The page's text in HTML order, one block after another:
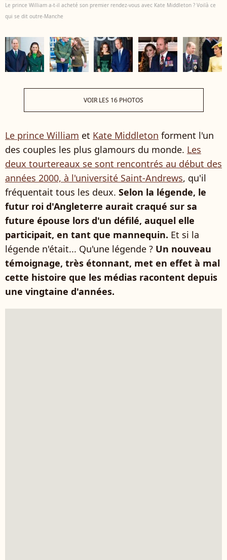
Le prince William a-t-il acheté son premier rendez-vous avec Kate Middleton ? Voilà ce
qui se dit outre-Manche
VOIR LES 16 PHOTOS
Le prince William et Kate Middleton forment l'un
des couples les plus glamours du monde. Les
deux tourtereaux se sont rencontrés au début des
années 2000, à l'université Saint-Andrews, qu'il
fréquentait tous les deux. Selon la légende, le
futur roi d'Angleterre aurait craqué sur sa
future épouse lors d'un défilé, auquel elle
participait, en tant que mannequin. Et si la
légende n'était... Qu'une légende ? Un nouveau
témoignage, très étonnant, met en effet à mal
cette histoire que les médias racontent depuis
une vingtaine d'années.